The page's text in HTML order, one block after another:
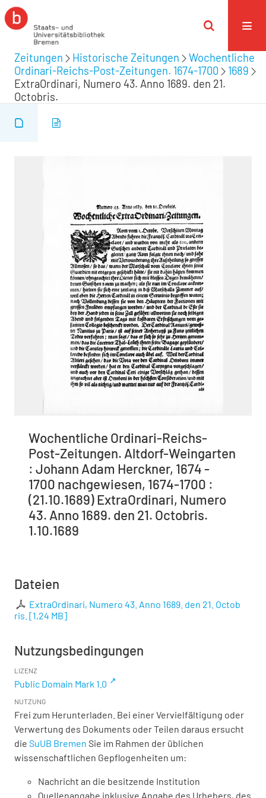
Zeitungen Historische Zeitungen
Wochentliche
Ordinari-Reichs-Post-Zeitungen. 1674-1700
1689
ExtraOrdinari, Numero 43. Anno 1689. den 21.
Octobris.
Wochentliche Ordinari-Reichs-
Post-Zeitungen. Altdorf-Weingarten
: Johann Adam Herckner, 1674 -
1700 nachgewiesen, 1674-1700 :
(21.10.1689) ExtraOrdinari, Numero
43. Anno 1689. den 21. Octobris.
1.10.1689
Dateien
ExtraOrdinari, Numero 43. Anno 1689. den 21. Octob
ris. [1,24 MB]
Nutzungsbedingungen
LIZENZ
Public Domain Mark 1.0
NUTZUNG
Frei zum Herunterladen. Bei einer Vervielfältigung oder
Verwertung des Dokuments oder Teilen daraus ersucht
die SuUB Bremen Sie im Rahmen der üblichen
wissenschaftlichen Gepflogenheiten um:
Nachricht an die besitzende Institution
Quellenangabe inklusive Angabe des Urhebers, des